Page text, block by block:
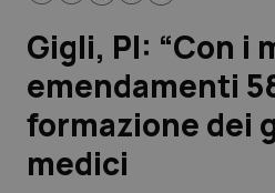
Governo e Parlamento
Regioni e Asl
Lavoro e Professioni
Gigli, PI: “Con i
emendamenti
formazione dei
medici